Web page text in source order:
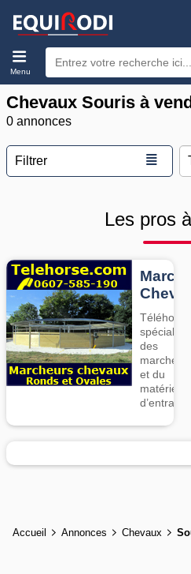
Menu
Chevaux Souris à
0 annonces
Filtrer ≣
Les pros
Téléhorse,
spécialiste
des
marcheurs
et du
matériel
Accueil Annonces Chevaux